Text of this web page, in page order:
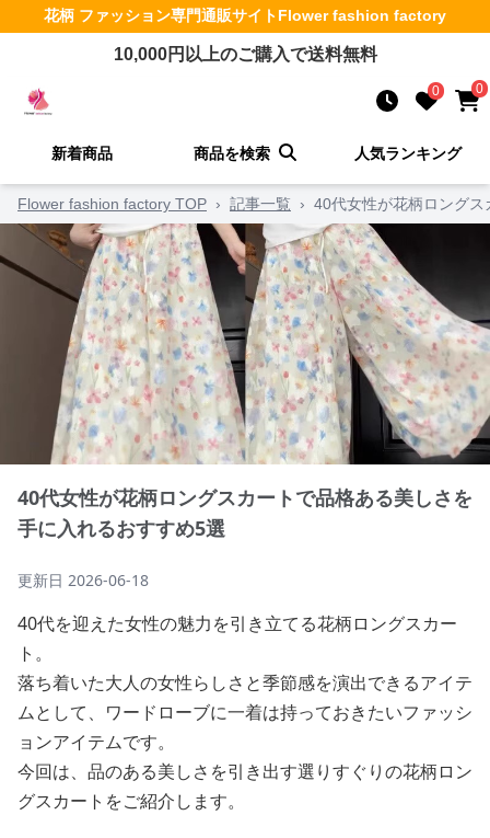
花柄 ファッション専門通販サイトFlower fashion factory
10,000円以上のご購入で送料無料
0 0
新着商品 商品を検索 人気ランキング
Flower fashion factory TOP › 記事一覧 › 40代女性が花柄ロング
40代女性が花柄ロングスカートで品格ある美しさを
手に入れるおすすめ5選
更新日 2026-06-18
40代を迎えた女性の魅力を引き立てる花柄ロングスカー
ト。
落ち着いた大人の女性らしさと季節感を演出できるアイテ
ムとして、ワードローブに一着は持っておきたいファッシ
ョンアイテムです。
今回は、品のある美しさを引き出す選りすぐりの花柄ロン
グスカートをご紹介します。